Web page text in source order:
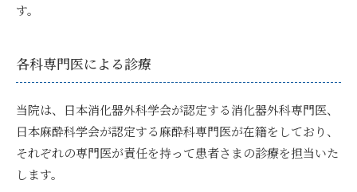
す。
各科専門医による診療
当院は、 日本消化器外科学会が認定する消化器外科専門医、
日本麻酔科学会が認定する麻酔科専門医が在籍をしており、
それぞれの専門医が責任を持って患者さまの診療を担当いた
します。